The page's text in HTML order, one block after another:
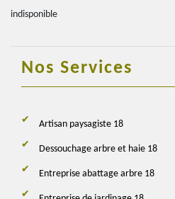
indisponible
Nos Services
Artisan paysagiste 18
Dessouchage arbre et haie 18
Entreprise abattage arbre 18